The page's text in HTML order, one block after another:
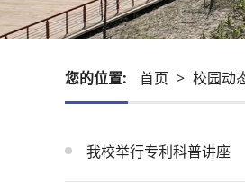
您的位置: 首页 > 校园动
我校举行专利科普讲座